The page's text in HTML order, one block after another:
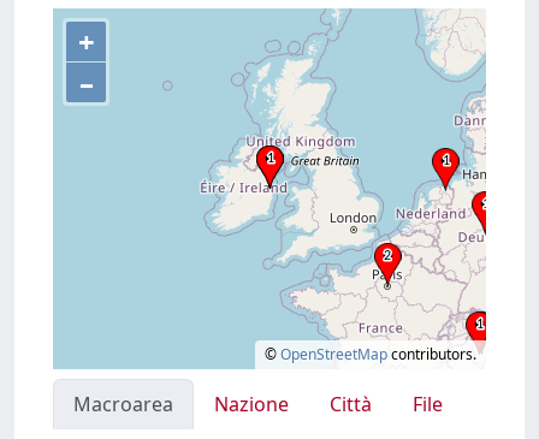
+
–
©OpenStreetMapcontributors.
Macroarea Nazione Città
File